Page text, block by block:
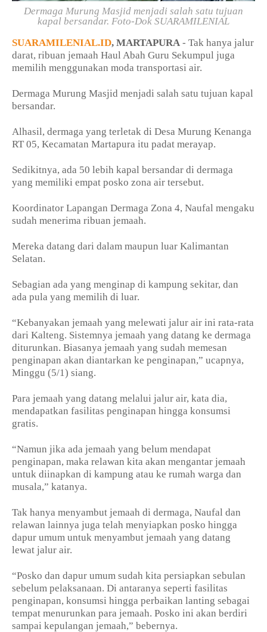
Dermaga Murung Masjid menjadi salah satu tujuan
kapal bersandar. Foto-Dok SUARAMILENIAL
SUARAMILENIAL.ID, MARTAPURA - Tak hanya jalur
darat, ribuan jemaah Haul Abah Guru Sekumpul juga
memilih menggunakan moda transportasi air.
Dermaga Murung Masjid menjadi salah satu tujuan kapal
bersandar.
Alhasil, dermaga yang terletak di Desa Murung Kenanga
RT 05, Kecamatan Martapura itu padat merayap.
Sedikitnya, ada 50 lebih kapal bersandar di dermaga
yang memiliki empat posko zona air tersebut.
Koordinator Lapangan Dermaga Zona 4, Naufal mengaku
sudah menerima ribuan jemaah.
Mereka datang dari dalam maupun luar Kalimantan
Selatan.
Sebagian ada yang menginap di kampung sekitar, dan
ada pula yang memilih di luar.
“Kebanyakan jemaah yang melewati jalur air ini rata-rata
dari Kalteng. Sistemnya jemaah yang datang ke dermaga
diturunkan. Biasanya jemaah yang sudah memesan
penginapan akan diantarkan ke penginapan,” ucapnya,
Minggu (5/1) siang.
Para jemaah yang datang melalui jalur air, kata dia,
mendapatkan fasilitas penginapan hingga konsumsi
gratis.
“Namun jika ada jemaah yang belum mendapat
penginapan, maka relawan kita akan mengantar jemaah
untuk diinapkan di kampung atau ke rumah warga dan
musala,” katanya.
Tak hanya menyambut jemaah di dermaga, Naufal dan
relawan lainnya juga telah menyiapkan posko hingga
dapur umum untuk menyambut jemaah yang datang
lewat jalur air.
“Posko dan dapur umum sudah kita persiapkan sebulan
sebelum pelaksanaan. Di antaranya seperti fasilitas
penginapan, konsumsi hingga perbaikan lanting sebagai
tempat menurunkan para jemaah. Posko ini akan berdiri
sampai kepulangan jemaah,” bebernya.